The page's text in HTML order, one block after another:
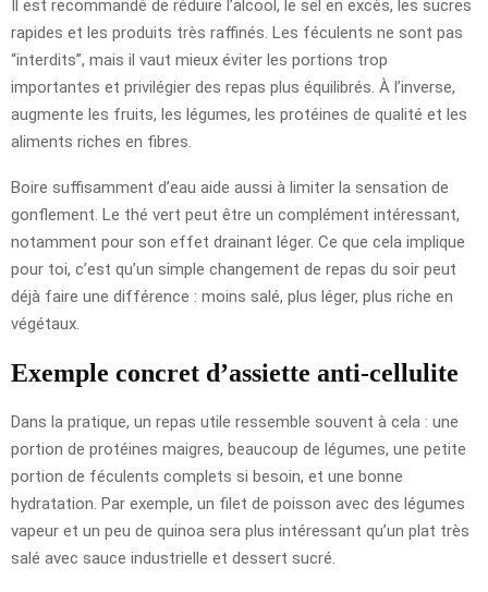
Il est recommandé de réduire l’alcool, le sel en excès, les sucres
rapides et les produits très raffinés. Les féculents ne sont pas
“interdits”, mais il vaut mieux éviter les portions trop
importantes et privilégier des repas plus équilibrés. À l’inverse,
augmente les fruits, les légumes, les protéines de qualité et les
aliments riches en fibres.
Boire suffisamment d’eau aide aussi à limiter la sensation de
gonflement. Le thé vert peut être un complément intéressant,
notamment pour son effet drainant léger. Ce que cela implique
pour toi, c’est qu’un simple changement de repas du soir peut
déjà faire une différence : moins salé, plus léger, plus riche en
végétaux.
Exemple concret d’assiette anti-cellulite
Dans la pratique, un repas utile ressemble souvent à cela : une
portion de protéines maigres, beaucoup de légumes, une petite
portion de féculents complets si besoin, et une bonne
hydratation. Par exemple, un filet de poisson avec des légumes
vapeur et un peu de quinoa sera plus intéressant qu’un plat très
salé avec sauce industrielle et dessert sucré.